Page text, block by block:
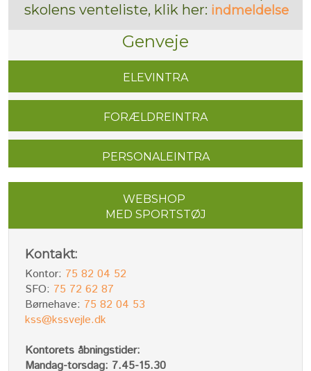
skolens venteliste, klik her: indmeldelse
Genveje
ELEVINTRA​
FORÆLDREINTRA​
PERSONALEINTRA
WEBSHOP
MED SPORTSTØJ​
Kontakt:
Kontor: 75 82 04 52
​SFO: 75 72 62 87
Børnehave: 75 82 04 53
kss@kssvejle.dk
Kontorets åbningstider:
Mandag-torsdag: 7.45-15.30